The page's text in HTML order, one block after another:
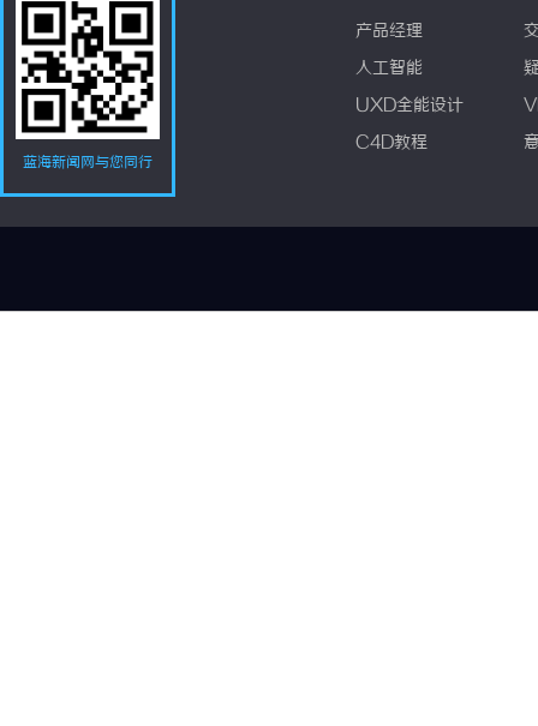
蓝海新闻网与您同行
产品经理
人工智能
UXD全能设计
C4D教程